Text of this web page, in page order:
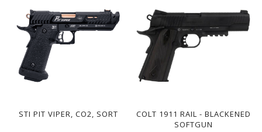
STI PIT VIPER, CO2, SORT
COLT 1911 RAIL - BLACKENED
SOFTGUN